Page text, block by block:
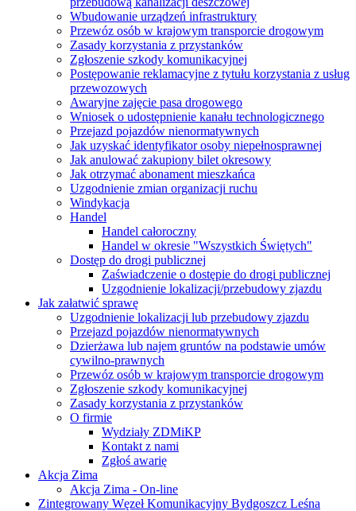
Wbudowanie urządzeń infrastruktury
Przewóz osób w krajowym transporcie drogowym
Zasady korzystania z przystanków
Zgłoszenie szkody komunikacyjnej
Postępowanie reklamacyjne z tytułu korzystania z usług
przewozowych
Awaryjne zajęcie pasa drogowego
Wniosek o udostępnienie kanału technologicznego
Przejazd pojazdów nienormatywnych
Jak uzyskać identyfikator osoby niepełnosprawnej
Jak anulować zakupiony bilet okresowy
Jak otrzymać abonament mieszkańca
Uzgodnienie zmian organizacji ruchu
Windykacja
Handel
Handel całoroczny
Handel w okresie "Wszystkich Świętych"
Dostęp do drogi publicznej
Zaświadczenie o dostępie do drogi publicznej
Uzgodnienie lokalizacji/przebudowy zjazdu
Jak załatwić sprawę
Uzgodnienie lokalizacji lub przebudowy zjazdu
Przejazd pojazdów nienormatywnych
Dzierżawa lub najem gruntów na podstawie umów
cywilno-prawnych
Przewóz osób w krajowym transporcie drogowym
Zgłoszenie szkody komunikacyjnej
Zasady korzystania z przystanków
O firmie
Wydziały ZDMiKP
Kontakt z nami
Zgłoś awarię
Akcja Zima
Akcja Zima - On-line
Zintegrowany Węzeł Komunikacyjny Bydgoszcz Leśna